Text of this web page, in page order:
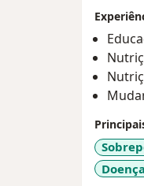
A
livres,
Por
Então
Em